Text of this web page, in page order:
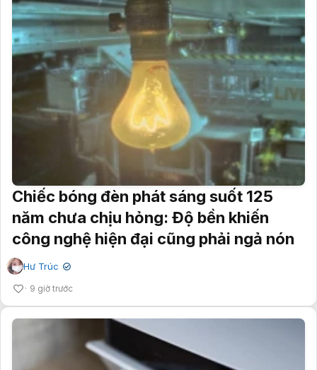
Chiếc bóng đèn phát sáng suốt 125
năm chưa chịu hỏng: Độ bền khiến
công nghệ hiện đại cũng phải ngả nón
Hư Trúc ✔
9 giờ trước